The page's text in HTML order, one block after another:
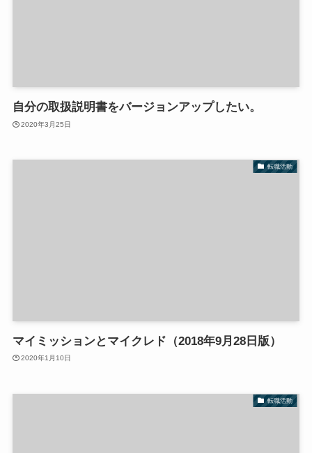
自分の取扱説明書をバージョンアップしたい。
2020年3月25日
転職活動
マイミッションとマイクレド（2018年9月28日版）
2020年1月10日
転職活動